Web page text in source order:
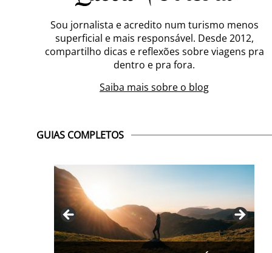
Sou jornalista e acredito num turismo menos
superficial e mais responsável. Desde 2012,
compartilho dicas e reflexões sobre viagens pra
dentro e pra fora.
Saiba mais sobre o blog
GUIAS COMPLETOS